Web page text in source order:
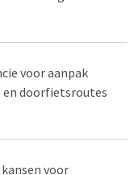
voor aanpak
en doorfietsroutes
voor